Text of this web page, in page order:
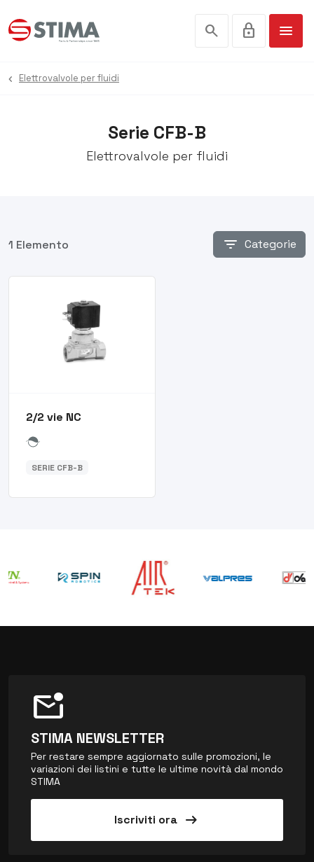
search lock menu
Serie CFB-B
Elettrovalvole per fluidi
Elettrovalvole per fluidi
1 Elemento filter_list Categorie
2/2 vie NC
SERIE CFB-B
mark_email_unread
STIMA NEWSLETTER
Per restare sempre aggiornato sulle promozioni, le
variazioni dei listini e tutte le ultime novità dal mondo
STIMA
Iscriviti ora arrow_right_alt